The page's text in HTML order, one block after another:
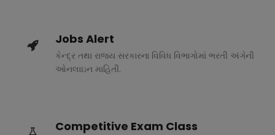
Jobs Alert
કેન્દ્ર તથા રાજ્ય સરકારના વિવિધ વિભાગોમાં ભરતી અંગેની
ઓનલાઇન માહિતી.
Competitive Exam Class